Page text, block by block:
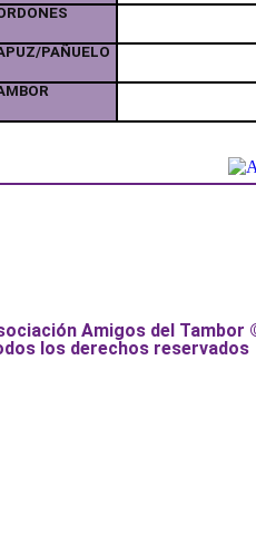
PAÑUELO
Amigos del Tambor
los derechos reservados